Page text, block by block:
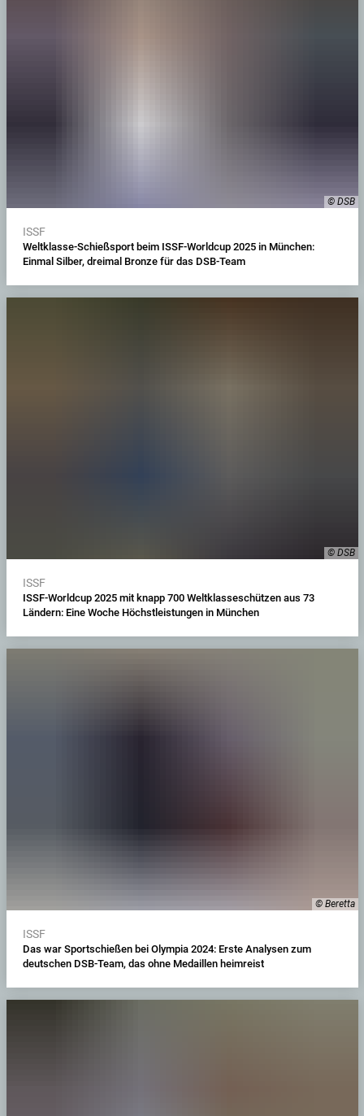
© DSB
ISSF
Weltklasse-Schießsport beim ISSF-Worldcup 2025 in München:
Einmal Silber, dreimal Bronze für das DSB-Team
© DSB
ISSF
ISSF-Worldcup 2025 mit knapp 700 Weltklasseschützen aus 73
Ländern: Eine Woche Höchstleistungen in München
© Beretta
ISSF
Das war Sportschießen bei Olympia 2024: Erste Analysen zum
deutschen DSB-Team, das ohne Medaillen heimreist